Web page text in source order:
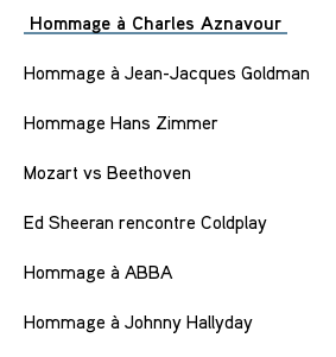
Hommage à Charles Aznavour
Hommage à Jean-Jacques Goldman
Hommage Hans Zimmer
Mozart vs Beethoven
Ed Sheeran rencontre Coldplay
Hommage à ABBA
Hommage à Johnny Hallyday